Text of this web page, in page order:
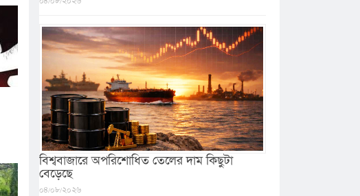
বিশ্ববাজারে অপরিশোধিত তেলের দাম কিছুটা
বেড়েছে
০৪/০৮/২০২৬